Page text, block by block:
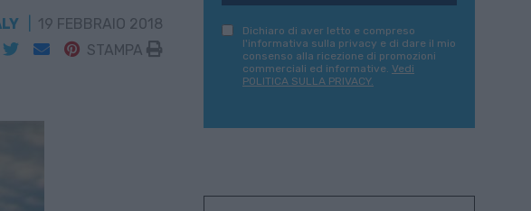
19 FEBBRAIO 2018
STAMPA
Dichiaro di aver letto e compreso
l'informativa sulla privacy e di dare il mio
consenso alla ricezione di promozioni
commerciali ed informative. Vedi
POLITICA SULLA PRIVACY.